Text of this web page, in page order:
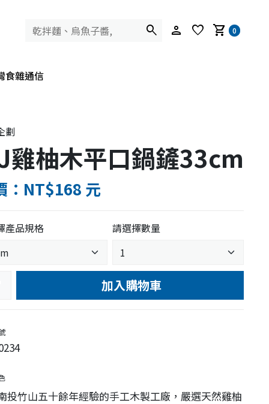
search person favorite shopping_cart 0
食雜通信
劃
雞柚木平口鍋鏟33cm
：NT$168 元
產品規格 請選擇數量
加入購物車
投竹山五十餘年經驗的手工木製工廠，嚴選天然雞柚